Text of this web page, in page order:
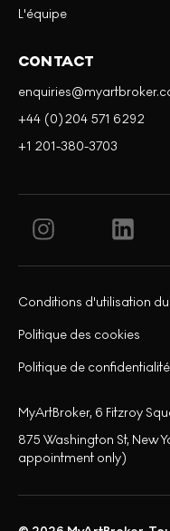
L'équipe
CONTACT
+44 (0)204 571 6292
+1 201-380-3703
Politique de confidentialité
Politique des cookies
Conditions d'utilisation
MyArtBroker, 6 Fitzroy
875 Washington St, New
appointment only)